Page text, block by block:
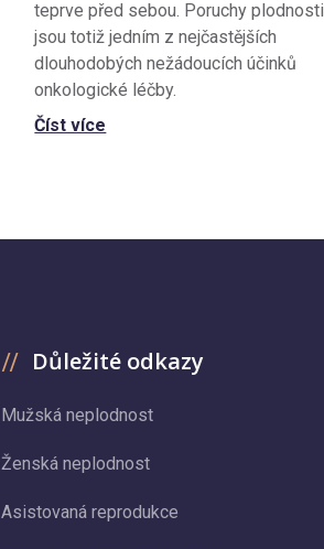
teprve před sebou. Poruchy plodnosti
jsou totiž jedním z nejčastějších
dlouhodobých nežádoucích účinků
onkologické léčby.
Číst více
Důležité odkazy
Mužská neplodnost
Ženská neplodnost
Asistovaná reprodukce